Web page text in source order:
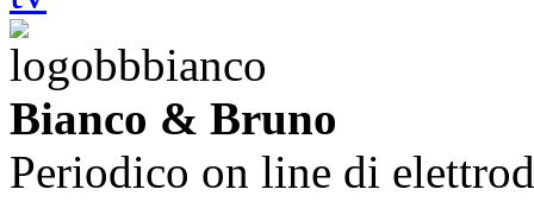
Bianco & Bruno
Periodico on line di